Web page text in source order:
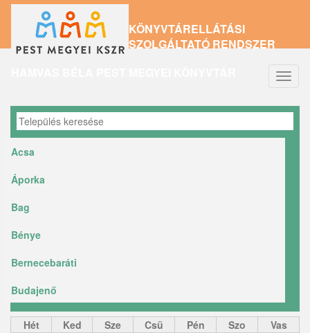
tartalomra
KÖNYVTÁRELLÁTÁSI
SZOLGÁLTATÓ RENDSZER
Acsa
Áporka
Bag
Bénye
Bernecebaráti
Budajenő
Ceglédbercel
Hét Ked Sze Csü Pén Szo Vas